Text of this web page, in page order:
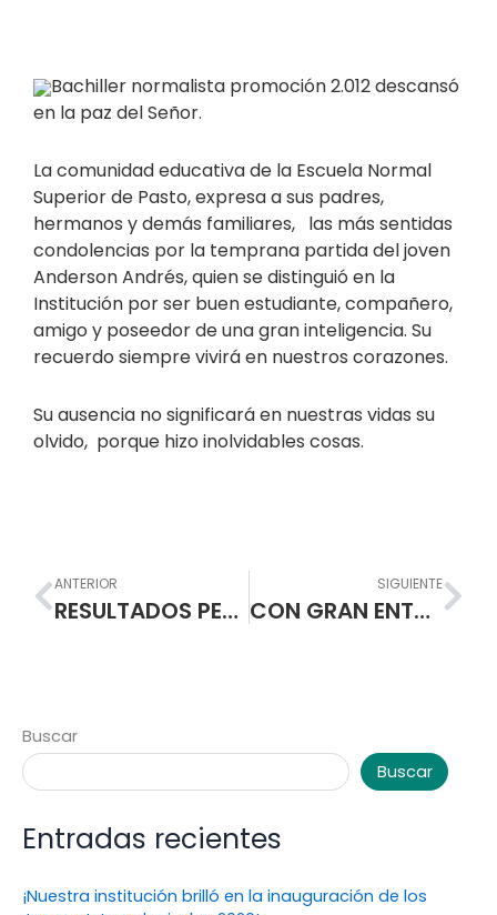
Bachiller normalista promoción 2.012 descansó
en la paz del Señor.
La comunidad educativa de la Escuela Normal
Superior de Pasto, expresa a sus padres,
hermanos y demás familiares, las más sentidas
condolencias por la temprana partida del joven
Anderson Andrés, quien se distinguió en la
Institución por ser buen estudiante, compañero,
amigo y poseedor de una gran inteligencia. Su
recuerdo siempre vivirá en nuestros corazones.
Su ausencia no significará en nuestras vidas su
olvido, porque hizo inolvidables cosas.
Prev
ANTERIOR
RESULTADOS PERSONERO Y ESTUDIANTES ELEGIDOS PARA VOCEROS AL CONSEJO ESTUDIANTIL
SIGUIENTE
CON GRAN ENTUSIASMO SE DESARROLLÓ EL DÍA DEL IDIOMA.
Buscar
Buscar
Entradas recientes
¡Nuestra institución brilló en la inauguración de los